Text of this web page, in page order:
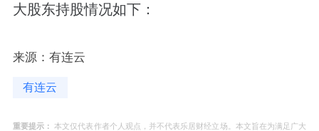
大股东持股情况如下：
来源：有连云
有连云
重要提示： 本文仅代表作者个人观点，并不代表乐居财经立场。本文旨在为满足广大